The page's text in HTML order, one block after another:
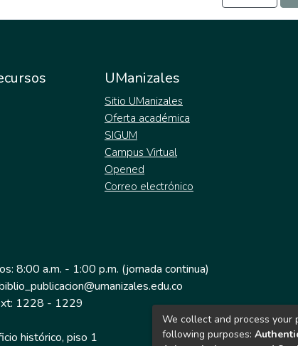
UManizales
Sitio UManizales
Oferta académica
SIGUM
Campus Virtual
Opened
Correo electrónico
8:00 a.m. - 1:00 p.m. (jornada continua)
1228 - 1229
histórico, piso 1
We collect and process your
following purposes: